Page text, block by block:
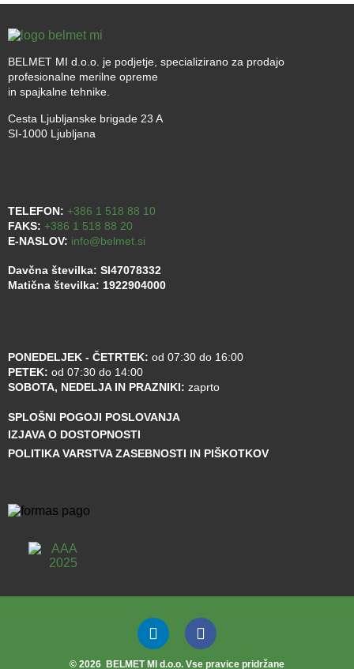
BELMET MI d.o.o. je podjetje, specializirano za prodajo
profesionalne merilne opreme
in spajkalne tehnike.
Cesta Ljubljanske brigade 23 A
SI-1000 Ljubljana
TELEFON: +386 1 518 88 10
FAKS: +386 1 518 88 20
E-NASLOV: info@belmet.si
Davčna številka: SI47078332
Matična številka: 1922904000
PONEDELJEK - ČETRTEK: od 07:30 do 16:00
PETEK: od 07:30 do 14:00
SOBOTA, NEDELJA IN PRAZNIKI: zaprto
SPLOŠNI POGOJI POSLOVANJA
IZJAVA O DOSTOPNOSTI
POLITIKA VARSTVA ZASEBNOSTI IN PIŠKOTKOV
© 2026 BELMET MI d.o.o. Vse pravice pridržane